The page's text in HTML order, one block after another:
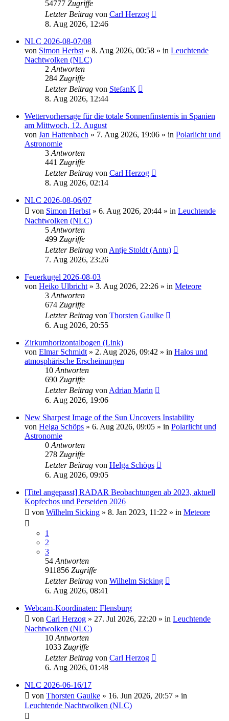
54777 Zugriffe
Letzter Beitrag von Carl Herzog
8. Aug 2026, 12:46
NLC 2026-08-07/08
von Simon Herbst » 8. Aug 2026, 00:58 » in Leuchtende
Nachtwolken (NLC)
2 Antworten
284 Zugriffe
Letzter Beitrag von StefanK
8. Aug 2026, 12:44
Wettervorhersage für die totale Sonnenfinsternis in Spanien
am Mittwoch, 12. August
von Jan Hattenbach » 7. Aug 2026, 19:06 » in Polarlicht und
Astronomie
3 Antworten
441 Zugriffe
Letzter Beitrag von Carl Herzog
8. Aug 2026, 02:14
NLC 2026-08-06/07
von Simon Herbst » 6. Aug 2026, 20:44 » in Leuchtende
Nachtwolken (NLC)
5 Antworten
499 Zugriffe
Letzter Beitrag von Antje Stoldt (Antu)
7. Aug 2026, 23:26
Feuerkugel 2026-08-03
von Heiko Ulbricht » 3. Aug 2026, 22:26 » in Meteore
3 Antworten
674 Zugriffe
Letzter Beitrag von Thorsten Gaulke
6. Aug 2026, 20:55
Zirkumhorizontalbogen (Link)
von Elmar Schmidt » 2. Aug 2026, 09:42 » in Halos und
atmosphärische Erscheinungen
10 Antworten
690 Zugriffe
Letzter Beitrag von Adrian Marin
6. Aug 2026, 19:06
New Sharpest Image of the Sun Uncovers Instability
von Helga Schöps » 6. Aug 2026, 09:05 » in Polarlicht und
Astronomie
0 Antworten
278 Zugriffe
Letzter Beitrag von Helga Schöps
6. Aug 2026, 09:05
[Titel angepasst] RADAR Beobachtungen ab 2023, aktuell
Kopfechos und Perseiden 2026
von Wilhelm Sicking » 8. Jan 2023, 11:22 » in Meteore
1
2
3
54 Antworten
911856 Zugriffe
Letzter Beitrag von Wilhelm Sicking
6. Aug 2026, 08:41
Webcam-Koordinaten: Flensburg
von Carl Herzog » 27. Jul 2026, 22:20 » in Leuchtende
Nachtwolken (NLC)
10 Antworten
1033 Zugriffe
Letzter Beitrag von Carl Herzog
6. Aug 2026, 01:48
NLC 2026-06-16/17
von Thorsten Gaulke » 16. Jun 2026, 20:57 » in
Leuchtende Nachtwolken (NLC)